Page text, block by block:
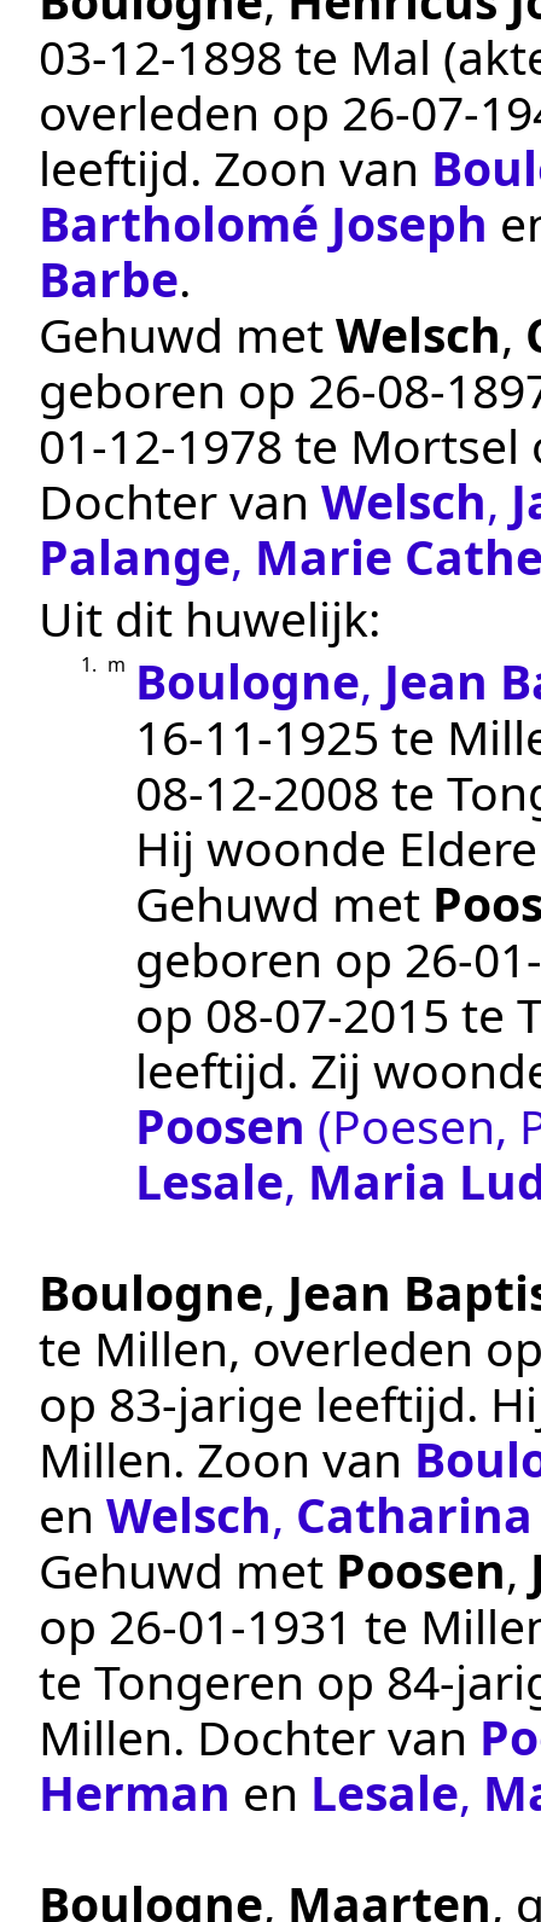
03‑12‑1898 te Mal
overleden op
leeftijd. Zoon van
Bartholomé Joseph
Barbe.
Gehuwd metWelsch,
geboren op
01‑12‑1978 te Mortsel
Dochter van Welsch,
Palange, Marie
Uit dit huwelijk:
1. m Boulogne, Jean
16‑11‑1925 te
08‑12‑2008 te
Hij woonde
Gehuwd met
geboren op
op 08‑07‑2015 te
leeftijd. Zij
Poosen (Poesen,
Lesale, Maria
Boulogne, Jean
te Millen, overleden
op 83-jarige leeftijd.
Millen. Zoon van
en Welsch,
Gehuwd met Poosen,
op 26‑01‑1931 te
te Tongeren op 84-
Millen. Dochter van
Herman en Lesale,
Boulogne, Maarten,